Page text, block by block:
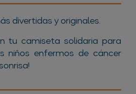
divertidas y originales.
tu camiseta solidaria para
niños enfermos de cáncer